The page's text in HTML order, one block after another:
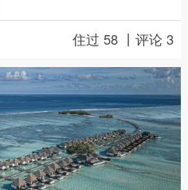
住过 58 丨评论 3